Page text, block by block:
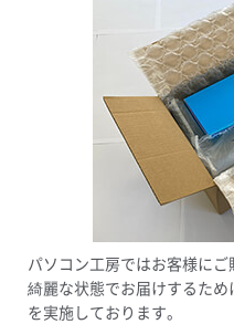
パソコン工房ではお客様に
綺麗な状態でお届けするため
を実施しております。